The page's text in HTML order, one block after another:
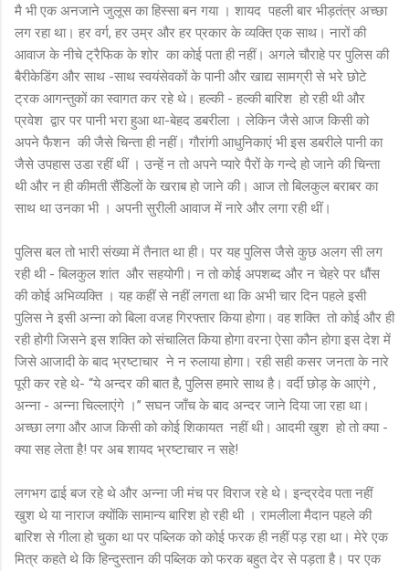
मै भी एक अनजाने जुलूस का हिस्सा बन गया । शायद पहली बार भीड़तंत्र अच्छा
लग रहा था। हर वर्ग, हर उम्र और हर प्रकार के व्यक्ति एक साथ। नारों की
आवाज के नीचे ट्रैफिक के शोर का कोई पता ही नहीं। अगले चौराहे पर पुलिस की
बैरीकेडिंग और साथ -साथ स्वयंसेवकों के पानी और खाद्य सामग्री से भरे छोटे
ट्रक आगन्तुकों का स्वागत कर रहे थे। हल्की - हल्की बारिश हो रही थी और
प्रवेश द्वार पर पानी भरा हुआ था-बेहद डबरीला । लेकिन जैसे आज किसी को
अपने फैशन की जैसे चिन्ता ही नहीं। गौरांगी आधुनिकाएं भी इस डबरीले पानी का
जैसे उपहास उडा रहीं थीं । उन्हें न तो अपने प्यारे पैरों के गन्दे हो जाने की चिन्ता
थी और न ही कीमती सैंडिलों के खराब हो जाने की। आज तो बिलकुल बराबर का
साथ था उनका भी । अपनी सुरीली आवाज में नारे और लगा रही थीं।
पुलिस बल तो भारी संख्या में तैनात था ही। पर यह पुलिस जैसे कुछ अलग सी लग
रही थी - बिलकुल शांत और सहयोगी। न तो कोई अपशब्द और न चेहरे पर धौंस
की कोई अभिव्यक्ति । यह कहीं से नहीं लगता था कि अभी चार दिन पहले इसी
पुलिस ने इसी अन्ना को बिला वजह गिरफ्तार किया होगा। वह शक्ति तो कोई और ही
रही होगी जिसने इस शक्ति को संचालित किया होगा वरना ऐसा कौन होगा इस देश में
जिसे आजादी के बाद भ्रष्टाचार ने न रुलाया होगा। रही सही कसर जनता के नारे
पूरी कर रहे थे- ‘‘ये अन्दर की बात है, पुलिस हमारे साथ है। वर्दी छोड़ के आएंगे ,
अन्ना - अन्ना चिल्लाएंगे ।’’ सघन जाँच के बाद अन्दर जाने दिया जा रहा था।
अच्छा लगा और आज किसी को कोई शिकायत नहीं थी। आदमी खुश हो तो क्या -
क्या सह लेता है! पर अब शायद भ्रष्टाचार न सहे!
लगभग ढाई बज रहे थे और अन्ना जी मंच पर विराज रहे थे। इन्द्रदेव पता नहीं
खुश थे या नाराज क्योंकि सामान्य बारिश हो रही थी । रामलीला मैदान पहले की
बारिश से गीला हो चुका था पर पब्लिक को कोई फरक ही नहीं पड़ रहा था। मेरे एक
मित्र कहते थे कि हिन्दुस्तान की पब्लिक को फरक बहुत देर से पड़ता है। पर एक